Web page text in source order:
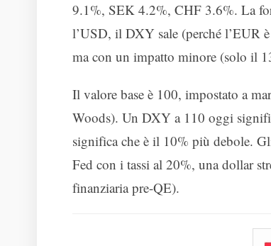
9.1%, SEK 4.2%, CHF 3.6%. La
l’USD, il DXY sale (perché l’EUR
ma con un impatto minore (solo il
Il valore base è 100, impostato a
Woods). Un DXY a 110 oggi
significa che è il 10% più debole.
Fed con i tassi al 20%, una dollar
finanziaria pre-QE).